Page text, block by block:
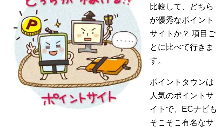
比較して、どちら
が優秀なポイント
サイトか？ 項目ご
とに比べて行きま
す。
ポイントタウンは
人気のポイントサ
イトで、ECナビも
そこそこ有名なサ